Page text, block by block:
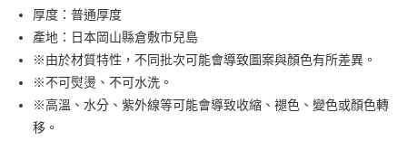
Google Pay
大哥付你分期
相關說明
【大哥付你分期使用說明】
1.本服務由台灣大哥大提供，台灣大哥大用戶可立即使用無須另外申請。
流程，驗證手機門號後，選擇欲分期的期數、繳款截止日，確認付款後即完
AFTEE先享後付
相關說明
厚度：普通厚度
產地：日本岡山縣倉敷市兒島
※由於材質特性，不同批次可能會導致圖案與顏色有所差異。
※不可熨燙、不可水洗。
※高溫、水分、紫外線等可能會導致收縮、褪色、變色或顏色轉
移。